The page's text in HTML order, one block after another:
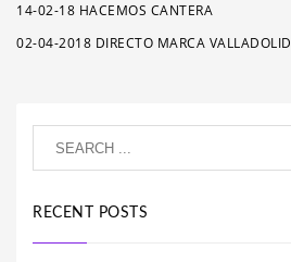
14-02-18 HACEMOS CANTERA
02-04-2018 DIRECTO MARCA VALLADOLID
RECENT POSTS